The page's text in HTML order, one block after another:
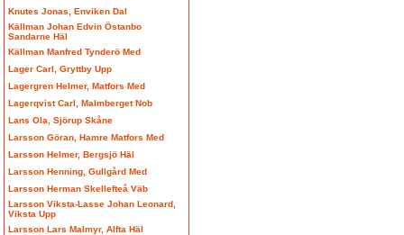
Knutes Jonas, Enviken Dal
Källman Johan Edvin Östanbo
Sandarne Häl
Källman Manfred Tynderö Med
Lager Carl, Gryttby Upp
Lagergren Helmer, Matfors Med
Lagerqvist Carl, Malmberget Nob
Lans Ola, Sjörup Skåne
Larsson Göran, Hamre Matfors Med
Larsson Helmer, Bergsjö Häl
Larsson Henning, Gullgård Med
Larsson Herman Skellefteå Väb
Larsson Viksta-Lasse Johan Leonard,
Viksta Upp
Larsson Lars Malmyr, Alfta Häl